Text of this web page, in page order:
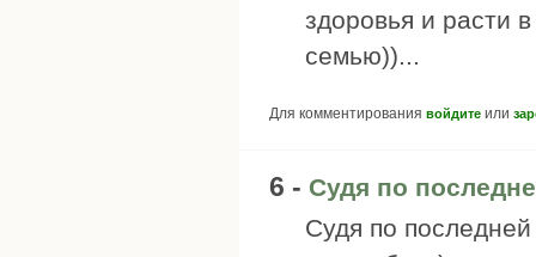
здоровья и расти
семью))...
Для комментирования войдите или
6 - Судя по
Судя по